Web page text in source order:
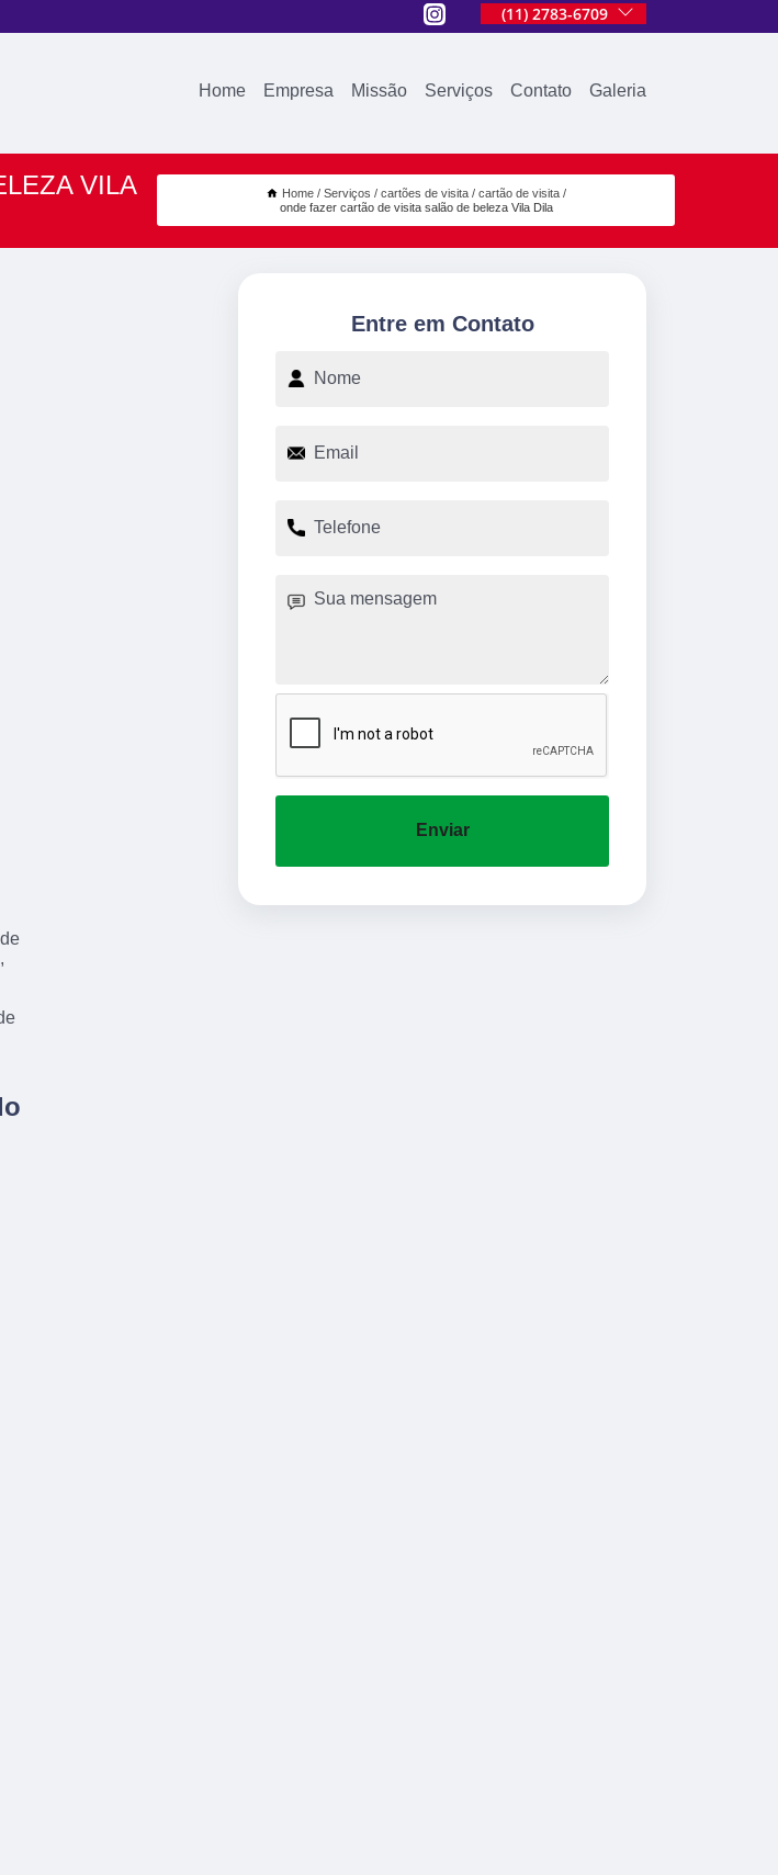
(11) 2783-6709
Home Empresa Missão Serviços Contato Galeria
VILA
Home Serviços cartões de visita
cartão de visita
onde fazer cartão de visita salão de beleza Vila Dila
Entre em Contato
Enviar